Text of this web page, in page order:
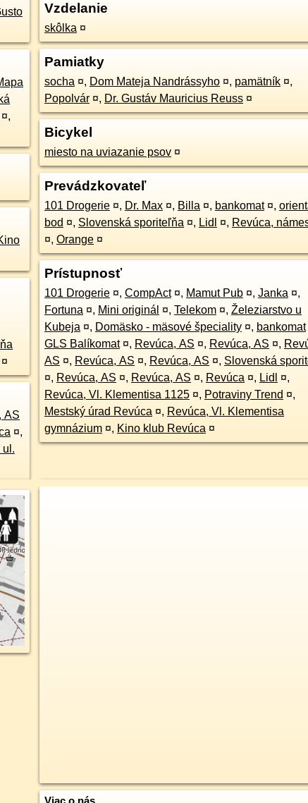
¤,
¤
AS
¤,
ul.
Vzdelanie
skôlka ¤
Pamiatky
socha ¤, Dom Mateja Nandrássyho ¤, pamätník ¤,
Popolvár ¤, Dr. Gustáv Mauricius Reuss ¤
Bicykel
miesto na uviazanie psov ¤
Prevádzkovateľ
101 Drogerie ¤, Dr. Max ¤, Billa ¤, bankomat ¤,
bod ¤, Slovenská sporiteľňa ¤, Lidl ¤, Revúca,
¤, Orange ¤
Prístupnosť
101 Drogerie ¤, CompAct ¤, Mamut Pub ¤, Janka ¤,
Fortuna ¤, Mini originál ¤, Telekom ¤, Železiarstvo u
Kubeja ¤, Domäsko - mäsové špeciality ¤, bankomat
GLS Balíkomat ¤, Revúca, AS ¤, Revúca, AS ¤,
AS ¤, Revúca, AS ¤, Revúca, AS ¤, Slovenská
¤, Revúca, AS ¤, Revúca, AS ¤, Revúca ¤, Lidl ¤,
Revúca, Vl. Klementisa 1125 ¤, Potraviny Trend ¤,
Mestský úrad Revúca ¤, Revúca, Vl. Klementisa
gymnázium ¤, Kino klub Revúca ¤
Viac o nás